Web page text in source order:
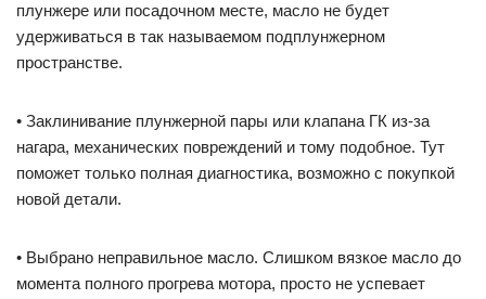
плунжере или посадочном месте, масло не будет
удерживаться в так называемом подплунжерном
пространстве.
• Заклинивание плунжерной пары или клапана ГК из-за
нагара, механических повреждений и тому подобное. Тут
поможет только полная диагностика, возможно с покупкой
новой детали.
• Выбрано неправильное масло. Слишком вязкое масло до
момента полного прогрева мотора, просто не успевает